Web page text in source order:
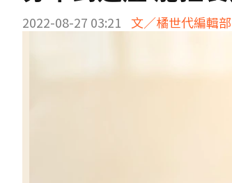
2022-08-27 03:21 文／橘世代編輯部